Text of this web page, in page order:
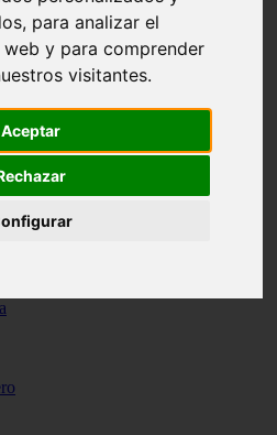
para analizar el
y para comprender
visitantes.
Aceptar
vallès
geltrú
sa-talaia